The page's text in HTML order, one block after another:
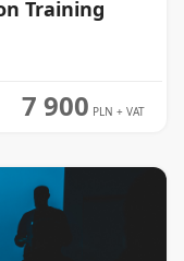
Training
7 900 PLN + VAT